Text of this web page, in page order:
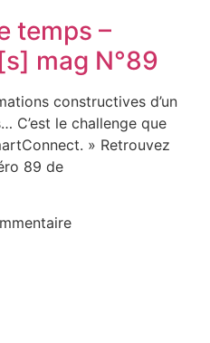
temps –
mag N°89
constructives d’un
C’est le challenge que
» Retrouvez
89 de